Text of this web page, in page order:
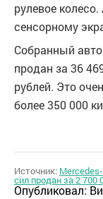
рулевое
сенсорному
Собранный
продан за 36
рублей. Это
более 350 000
Источник:
сил продан за 2 700
Опубликовал: